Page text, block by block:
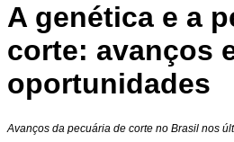
A genética e a
corte: avanços
oportunidades
Avanços da pecuária de corte no Brasil nos